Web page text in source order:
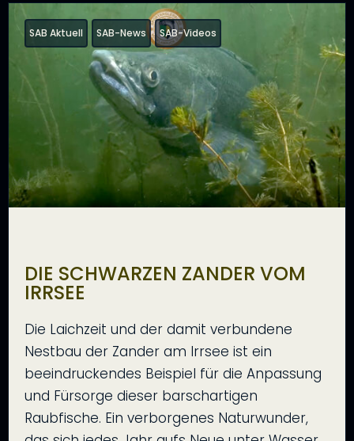
SAB Aktuell SAB-News SAB-Videos
DIE SCHWARZEN ZANDER VOM
IRRSEE
Die Laichzeit und der damit verbundene
Nestbau der Zander am Irrsee ist ein
beeindruckendes Beispiel für die Anpassung
und Fürsorge dieser barschartigen
Raubfische. Ein verborgenes Naturwunder,